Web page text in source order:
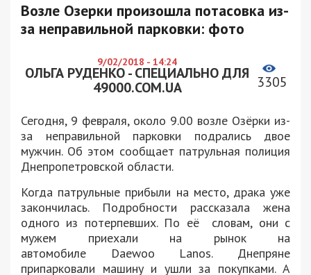
Возле Озерки произошла потасовка из-
за неправильной парковки: фото
9/02/2018 - 14:24
ОЛЬГА РУДЕНКО - СПЕЦИАЛЬНО ДЛЯ
49000.COM.UA
3305
Сегодня, 9 февраля, около 9.00 возле Озёрки из-
за неправильной парковки подрались двое
мужчин. Об этом сообщает патрульная полиция
Днепропетровской области.
Когда патрульные прибыли на место, драка уже
закончилась. Подробности рассказала жена
одного из потерпевших. По её словам, они с
мужем приехали на рынок на
автомобиле
Daewoo Lanos. Днепряне
припарковали машину и ушли за покупками. А